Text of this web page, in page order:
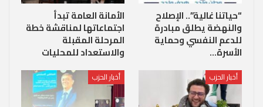
“حياتنا غالية”.. الإصلاح
والنهضة يطلق مبادرة
للدعم النفسي وحماية
الأسرة…
الأمانة العامة تبدأ
اجتماعاتها لمناقشة خطة
المرحلة المقبلة
والاستعداد للمحليات
أخبار الحزب أخبار الحزب